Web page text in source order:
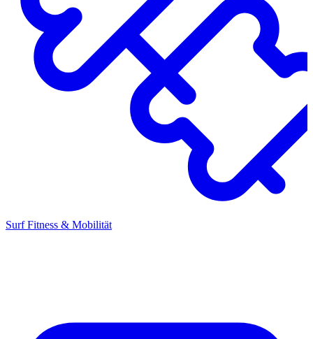
Surf Fitness & Mobilität